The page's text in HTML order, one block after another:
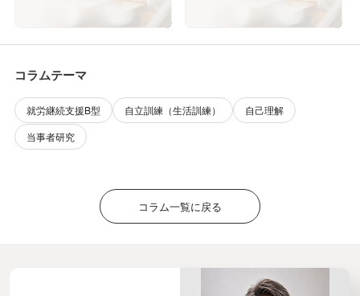
コラムテーマ
就労継続支援B型 自立訓練（生活訓練）
自己理解
当事者研究
コラム一覧に戻る